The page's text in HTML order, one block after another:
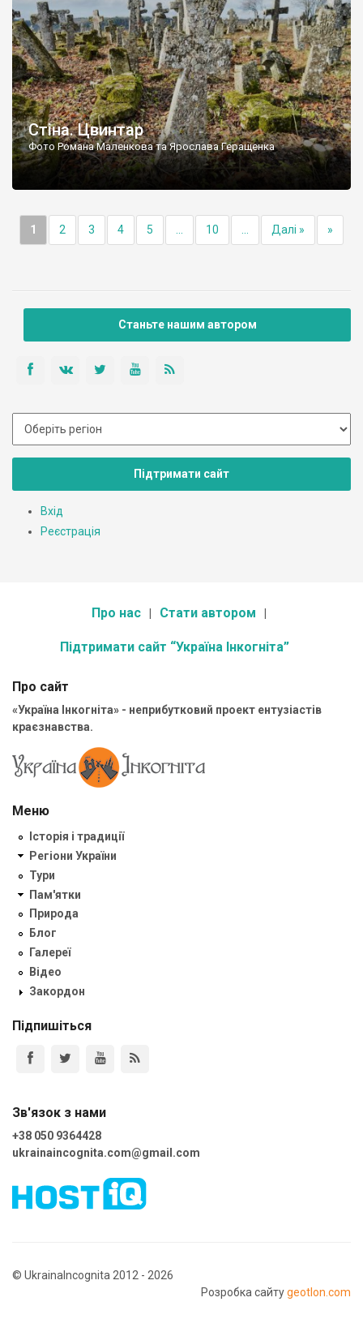
Стіна. Цвинтар
Фото Романа Маленкова та Ярослава Геращенка
1 2 3 4 5 10 Далі » »
Станьте нашим автором
Підтримати сайт
Вхід
Реєстрація
Про нас Стати автором
Підтримати сайт “Україна Інкогніта”
Про сайт
«Україна Інкогніта» - неприбутковий проект ентузіастів
краєзнавства.
Меню
Історія і традиції
Регіони України
Тури
Пам'ятки
Природа
Блог
Галереї
Відео
Закордон
Підпишіться
Зв'язок з нами
+38 050 9364428
ukrainaincognita.com@gmail.com
© UkrainaIncognita 2012 - 2026
Розробка сайтуgeotlon.com